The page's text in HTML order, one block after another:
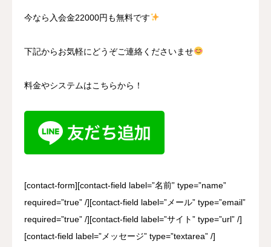
今なら入会金22000円も無料です
下記からお気軽にどうぞご連絡くださいませ
料金やシステムはこちらから！
[contact-form][contact-field label=”名前” type=”name”
required=”true” /][contact-field label=”メール” type=”email”
required=”true” /][contact-field label=”サイト” type=”url” /]
[contact-field label=”メッセージ” type=”textarea” /]